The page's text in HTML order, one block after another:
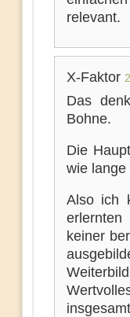
relevant.
X-Faktor
Das
Bohne.
Die
wie lange
Also ich
erlernten
keiner